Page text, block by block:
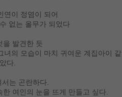
연이 정염이 되어
없는 올무가 되었다
을 발견한 듯
녀의 모습이 마치 귀여운 계집아이 같
았다.
서는 곤란하다.
여인의 눈을 뜨게 만들고 싶다.